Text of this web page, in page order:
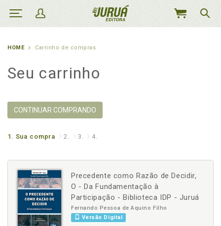
MEU
HOME Carrinho de compras
Seu carrinho
CONTINUAR COMPRANDO
1. Sua compra 2. 3. 4.
Precedente como Razão de Decidir,
O - Da Fundamentação à
Participação - Biblioteca IDP - Juruá
Fernando Pessoa de Aquino Filho
Versão Digital